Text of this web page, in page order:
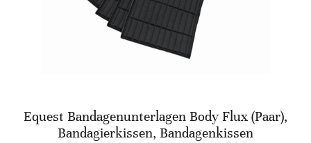
Equest Bandagenunterlagen Body Flux (Paar),
Bandagierkissen, Bandagenkissen